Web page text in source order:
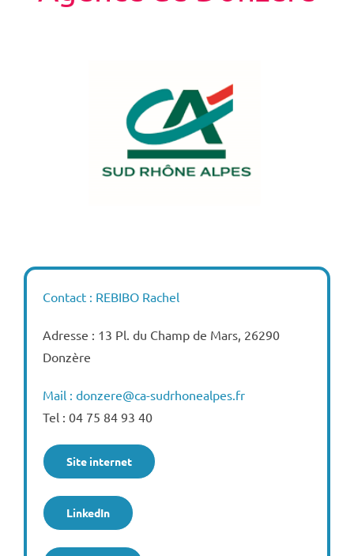
Contact : REBIBO Rachel
Adresse : 13 Pl. du Champ de Mars, 26290
Donzère
Mail : donzere@ca-sudrhonealpes.fr
Tel : 04 75 84 93 40
Site internet
LinkedIn